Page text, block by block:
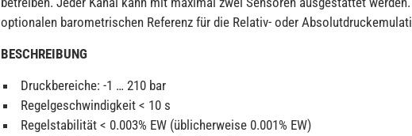
optionalen barometrischen Referenz für die Relativ- oder
BESCHREIBUNG
Druckbereiche: -1 … 210 bar
Regelgeschwindigkeit < 10 s
Regelstabilität < 0.003% EW (üblicherweise 0.001% EW)